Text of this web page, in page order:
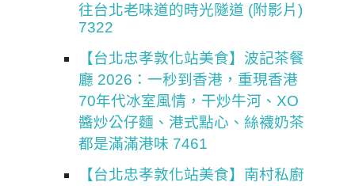
往台北老味道的時光隧道 (附影片)
7322
【台北忠孝敦化站美食】波記茶餐
廳 2026：一秒到香港，重現香港
70年代冰室風情，干炒牛河、XO
醬炒公仔麵、港式點心、絲襪奶茶
都是滿滿港味 7461
【台北忠孝敦化站美食】南村私廚